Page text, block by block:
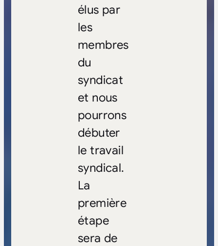
élus par
les
membres
du
syndicat
et nous
pourrons
débuter
le travail
syndical.
La
première
étape
sera de